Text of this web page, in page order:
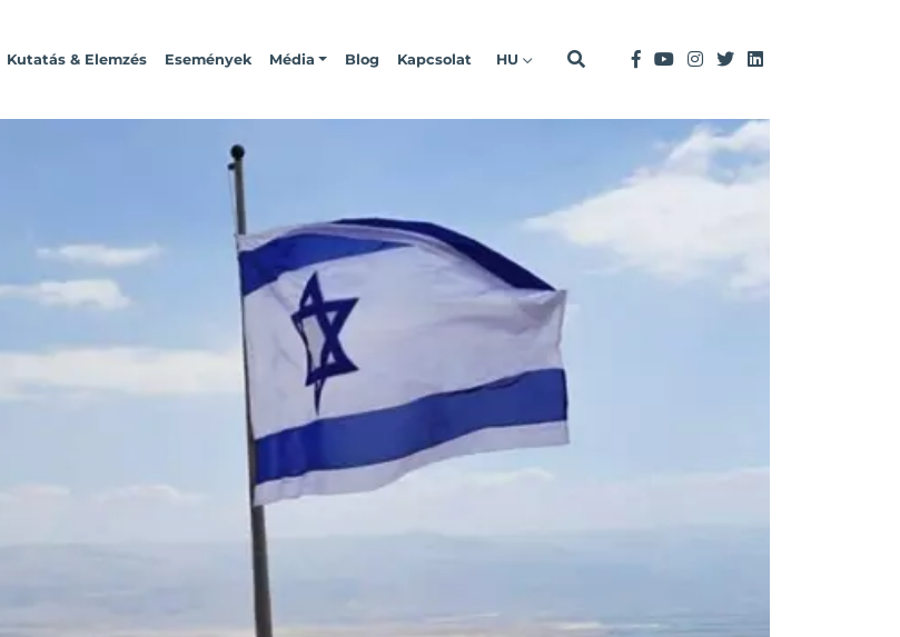
Kutatás & Elemzés Események Média Blog Kapcsolat HU